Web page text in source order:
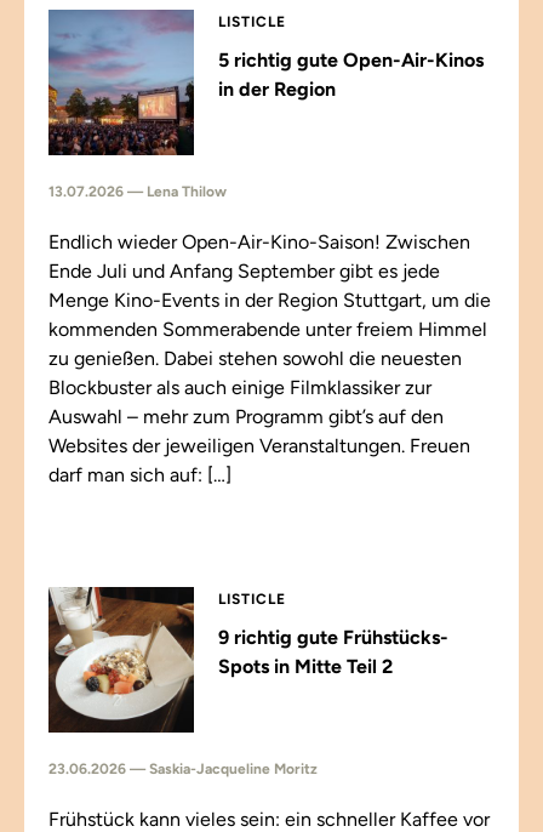
LISTICLE
5 richtig gute Open-Air-Kinos
in der Region
13.07.2026 — Lena Thilow
Endlich wieder Open-Air-Kino-Saison! Zwischen
Ende Juli und Anfang September gibt es jede
Menge Kino-Events in der Region Stuttgart, um die
kommenden Sommerabende unter freiem Himmel
zu genießen. Dabei stehen sowohl die neuesten
Blockbuster als auch einige Filmklassiker zur
Auswahl – mehr zum Programm gibt’s auf den
Websites der jeweiligen Veranstaltungen. Freuen
darf man sich auf: […]
LISTICLE
9 richtig gute Frühstücks-
Spots in Mitte Teil 2
23.06.2026 — Saskia-Jacqueline Moritz
Frühstück kann vieles sein: ein schneller Kaffee vor